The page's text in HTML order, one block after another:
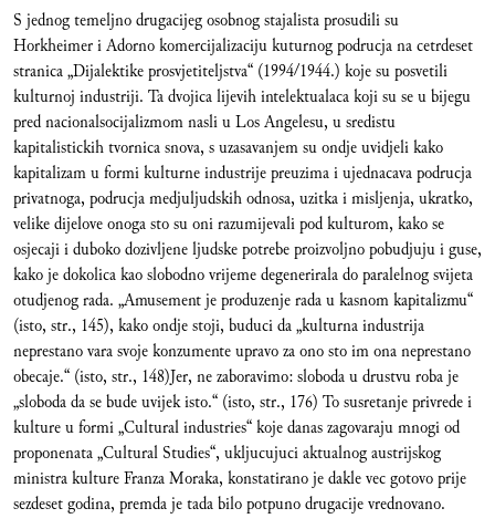
S jednog temeljno drugacijeg osobnog stajalista prosudili su
Horkheimer i Adorno komercijalizaciju kuturnog podrucja na cetrdeset
stranica „Dijalektike prosvjetiteljstva“ (1994/1944.) koje su posvetili
kulturnoj industriji. Ta dvojica lijevih intelektualaca koji su se u bijegu
pred nacionalsocijalizmom nasli u Los Angelesu, u sredistu
kapitalistickih tvornica snova, s uzasavanjem su ondje uvidjeli kako
kapitalizam u formi kulturne industrije preuzima i ujednacava podrucja
privatnoga, podrucja medjuljudskih odnosa, uzitka i misljenja, ukratko,
velike dijelove onoga sto su oni razumijevali pod kulturom, kako se
osjecaji i duboko dozivljene ljudske potrebe proizvoljno pobudjuju i guse,
kako je dokolica kao slobodno vrijeme degenerirala do paralelnog svijeta
otudjenog rada. „Amusement je produzenje rada u kasnom kapitalizmu“
(isto, str., 145), kako ondje stoji, buduci da „kulturna industrija
neprestano vara svoje konzumente upravo za ono sto im ona neprestano
obecaje.“ (isto, str., 148)Jer, ne zaboravimo: sloboda u drustvu roba je
„sloboda da se bude uvijek isto.“ (isto, str., 176) To susretanje privrede i
kulture u formi „Cultural industries“ koje danas zagovaraju mnogi od
proponenata „Cultural Studies“, ukljucujuci aktualnog austrijskog
ministra kulture Franza Moraka, konstatirano je dakle vec gotovo prije
sezdeset godina, premda je tada bilo potpuno drugacije vrednovano.